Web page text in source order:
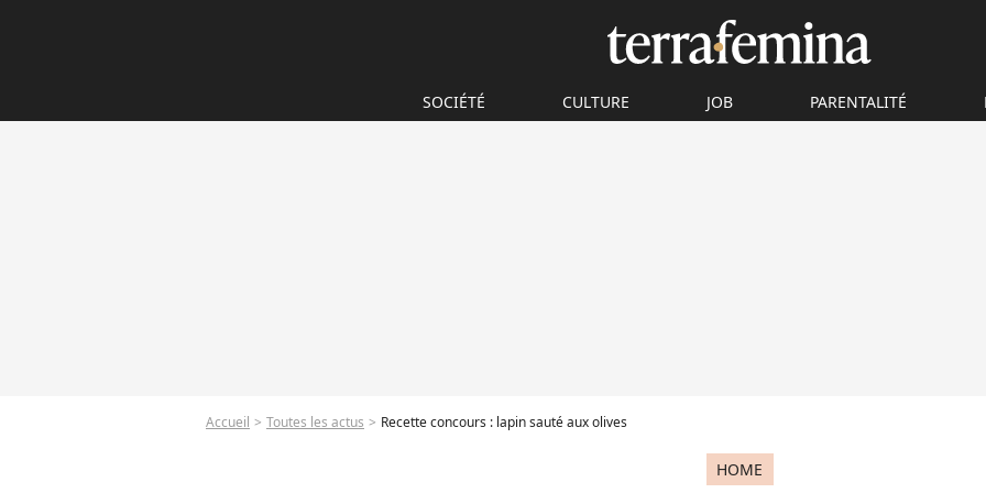
SOCIÉTÉ CULTURE JOB PARENTALITÉ
Accueil Toutes les actus Recette concours : lapin sauté aux olives
HOME